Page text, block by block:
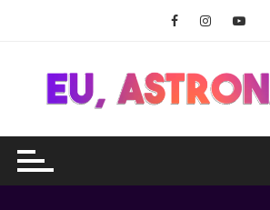
conteúdo